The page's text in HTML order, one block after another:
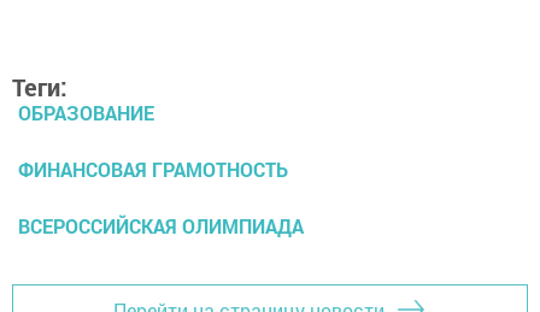
Теги:
ОБРАЗОВАНИЕ
ФИНАНСОВАЯ ГРАМОТНОСТЬ
ВСЕРОССИЙСКАЯ ОЛИМПИАДА